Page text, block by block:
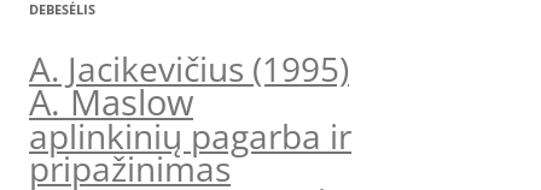
DEBESĖLIS
A. Jacikevičius (1995)
A. Maslow
aplinkinių pagarba ir
pripažinimas